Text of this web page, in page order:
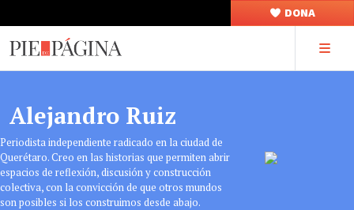
DONA
Alejandro Ruiz
Periodista independiente radicado en la ciudad de
Querétaro. Creo en las historias que permiten abrir
espacios de reflexión, discusión y construcción
colectiva, con la convicción de que otros mundos
son posibles si los construimos desde abajo.